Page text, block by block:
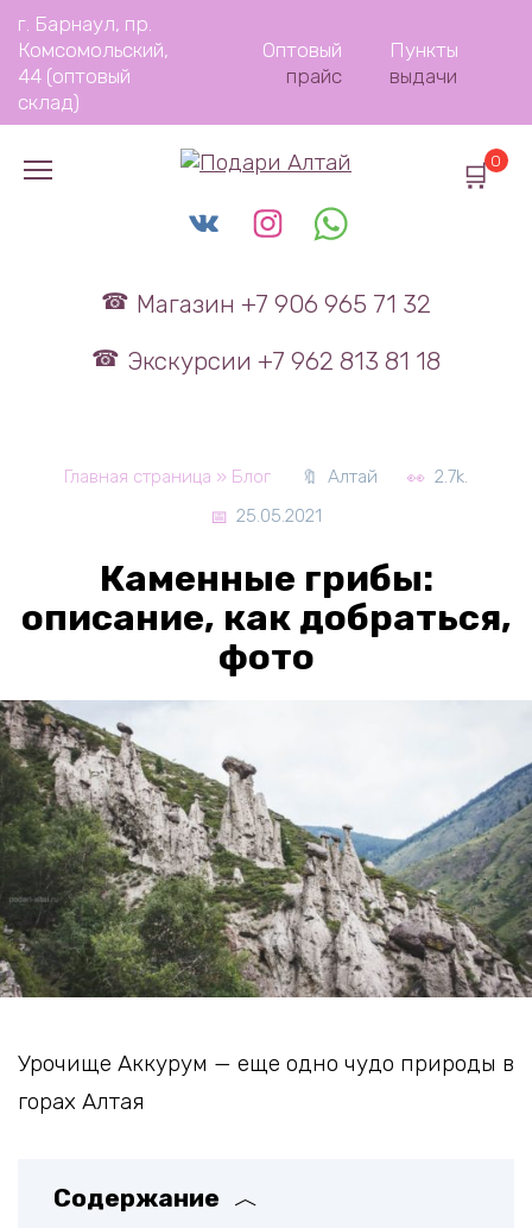
Перейти
содержанию
г. Барнаул, пр.
Комсомольский,
44 (оптовый
склад)
Оптовый
прайс
Пункты
выдачи
Магазин +7 906 965 71 32
Экскурсии +7 962 813 81 18
0
Главная страница » Блог Алтай
2.7k.
25.05.2021
Каменные грибы:
описание, как добраться,
фото
Урочище Аккурум — еще одно чудо природы в
горах Алтая
Содержание